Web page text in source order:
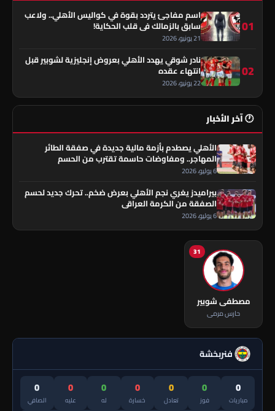
01
اسم مفاجئ يتردد بقوة في كواليس الأهلي.. ولاعب
سابق بالزمالك في قلب الحكاية!
21 يونيو، 2026
02
نادر شوقي يهدد الأهلي بعروض إنجليزية لشوبير قبل
انتهاء عقده
22 يونيو، 2026
🕐 آخر الأخبار
الأهلي يصطدم بأزمة مالية جديدة في صفقة الطائر
المهاجر.. ومفاوضات حاسمة تقترب من الحسم
6 يوليو، 2026
بيراميدز يغري نجم الأهلي بعرض ضخم.. تحرك جديد لحسم
الصفقة من الكرمة العراقي
6 يوليو، 2026
31
مصطفى شوبير
حارس مرمى
فنربخشة
0
مباريات
0
فوز
0
تعادل
0
خسارة
0
له
0
عليه
0
الصافي